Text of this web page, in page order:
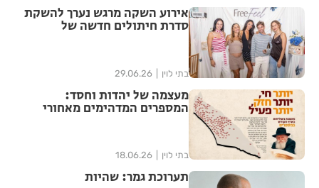
אירוע השקה מרגש נערך להשקת
סדרת חיתולים חדשה של
בתי לוין 29.06.26
מעצמה של יהדות וחסד:
המספרים המדהימים מאחורי
בתי לוין 18.06.26
תערוכת גמר: שהיות